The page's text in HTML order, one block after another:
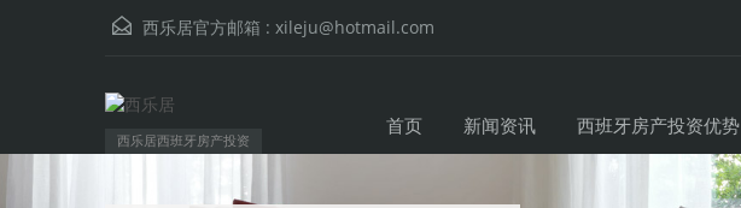
西乐居官方邮箱 : xileju@hotmail.com
西乐居西班牙房产投资
首页 新闻资讯 西班牙房产投资优势